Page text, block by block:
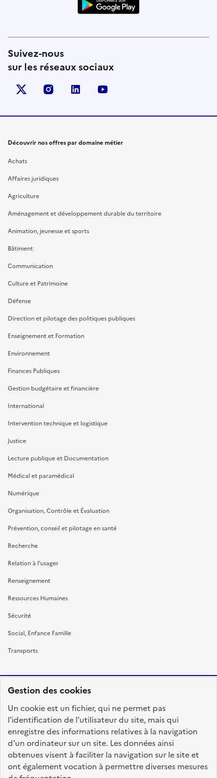
Gestion des cookies
Un cookie est un fichier, qui ne permet pas
l’identification de l’utilisateur du site, mais qui
enregistre des informations relatives à la navigation
d’un ordinateur sur un site. Les données ainsi
obtenues visent à faciliter la navigation sur le site et
ont également vocation à permettre diverses mesures
Suivez-nous
sur les réseaux sociaux
X (anciennement Twitter)
instagramlinkedin
Découvrir nos offres par domaine métier
Achats
Affaires juridiques
Agriculture
Aménagement et développement durable du territoire
Animation, jeunesse et sports
Bâtiment
Communication
Culture et Patrimoine
Défense
Direction et pilotage des politiques publiques
Enseignement et Formation
Environnement
Finances Publiques
Gestion budgétaire et financière
International
Intervention technique et logistique
Justice
Lecture publique et Documentation
Médical et paramédical
Numérique
Organisation, Contrôle et Évaluation
Prévention, conseil et pilotage en santé
Recherche
Relation à l’usager
Renseignement
Ressources Humaines
Sécurité
Social, Enfance Famille
Transports
FRANÇAISE
fonction-publique.gouv.fr
legifrance.gouv.fr